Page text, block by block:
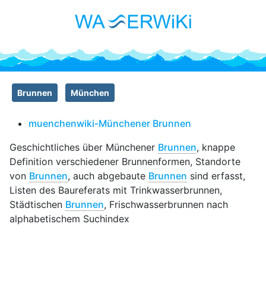
Brunnen München
muenchenwiki-Münchener Brunnen
Geschichtliches über Münchener Brunnen, knappe
Definition verschiedener Brunnenformen, Standorte
von Brunnen, auch abgebaute Brunnen sind erfasst,
Listen des Baureferats mit Trinkwasserbrunnen,
Städtischen Brunnen, Frischwasserbrunnen nach
alphabetischem Suchindex